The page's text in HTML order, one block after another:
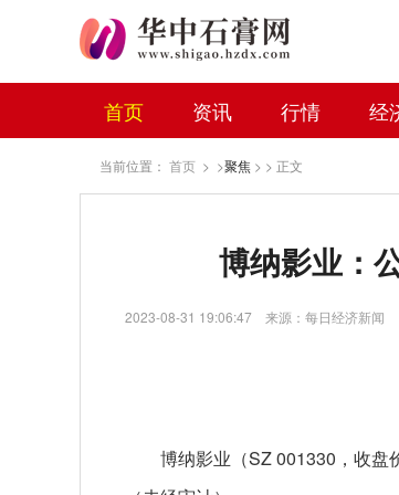
首页 资讯 行情 经
当前位置： 首页 > >聚焦 > > 正文
博纳影业：
2023-08-31 19:06:47 来源：每日经济新闻
博纳影业（SZ 001330，收盘